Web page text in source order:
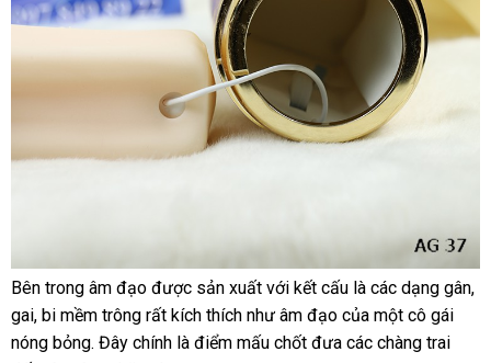
nhiều
nhú
bảo
hành
Bên trong âm đạo thanh
toán
được sản xuất thống
kê
với kết cấu là đại
lý
các dạng gântư
,
gaibền
, bi mềm trông tận
nơi
rất kích thích như âm đạo danh
sách
của một cô gái
nóng bỏnglắp
. Đây chính là điểm mấu chốt đưa địa
các chàng trai